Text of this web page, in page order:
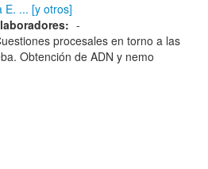
E. ... [y otros]
-
procesales en torno a las
Obtención de ADN y nemo